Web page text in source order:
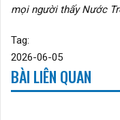
mọi người thấy Nước
Tag:
2026-06-05
BÀI LIÊN QUAN